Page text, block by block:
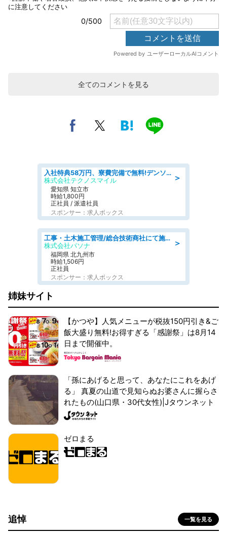
全てのコメントを見る
＞
入社特典58万円、寮費完備で無料!デンソーで働こう!自動車工場で小型部品の検査業務 denso aichi
株式会社テクノスマイル
愛知県 知立市
時給1,800円
正社員 / 派遣社員
スポンサー：求人ボックス
＞
工事・土木施工管理/総合技術商社にて施工管理のお仕事/即日勤務可/車通勤可/工事・土木施工管理/生産・品質管理
株式会社パソナ
福岡県 北九州市
時給1,506円
正社員
スポンサー：求人ボックス
姉妹サイト
【かつや】人気メニューが税抜150円引き&ご
飯大盛り無料!お得すぎる「感謝祭」は8月14
日まで開催中。
「孫にあげると思って、あなたにこれをあげ
る」 真夏の山道で見知らぬお婆さんに握らさ
れたもの(山口県・30代女性)|Jタウンネット
ゼロまる
追悼 一覧を見る